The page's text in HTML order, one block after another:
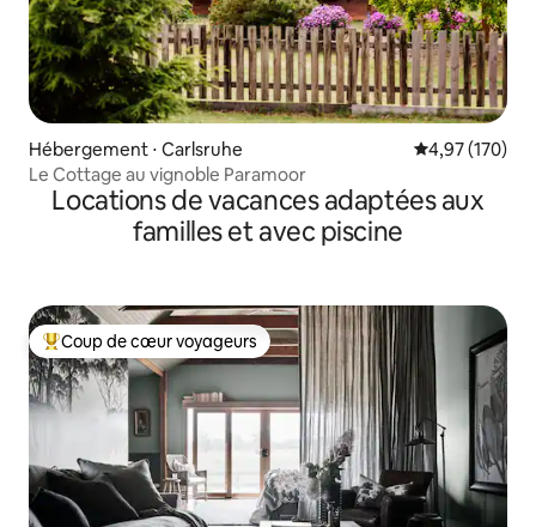
Hébergement ⋅ Carlsruhe Évaluation
4,97 (170)
Le Cottage au vignoble Paramoor
Locations de vacances adaptées aux
familles et avec piscine
Coups de cœur voyageurs les plus appréciés
Coup de cœur voyageurs